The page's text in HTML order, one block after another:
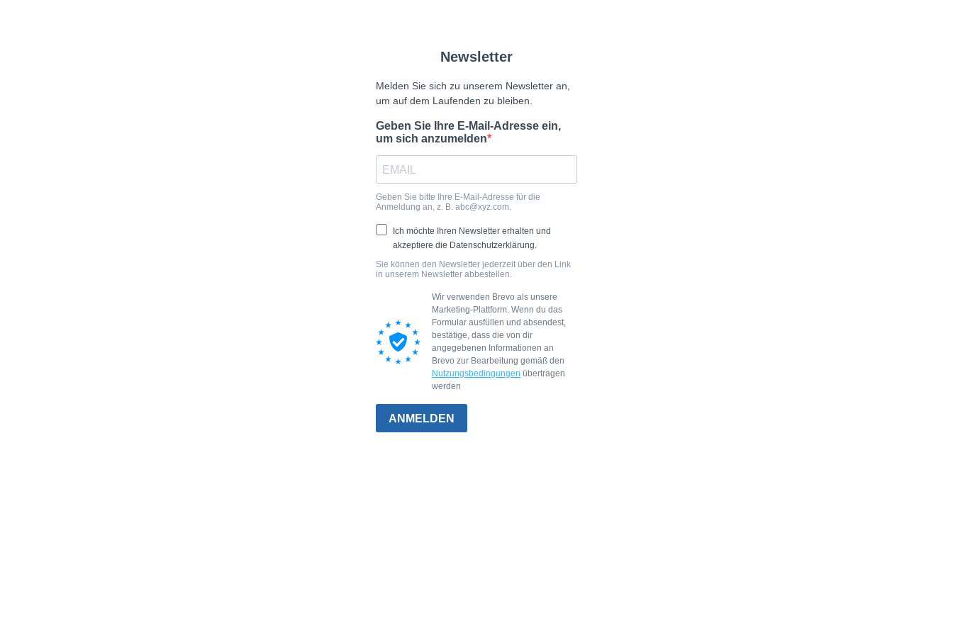
Newsletter
Melden Sie sich zu unserem Newsletter an,
um auf dem Laufenden zu bleiben.
Geben Sie Ihre E-Mail-Adresse ein,
um sich anzumelden
Geben Sie bitte Ihre E-Mail-Adresse für die
Anmeldung an, z. B. abc@xyz.com.
Ich möchte Ihren Newsletter erhalten und
akzeptiere die Datenschutzerklärung.
Sie können den Newsletter jederzeit über den Link
in unserem Newsletter abbestellen.
Wir verwenden Brevo als unsere
Marketing-Plattform. Wenn du das
Formular ausfüllen und absendest,
bestätige, dass die von dir
angegebenen Informationen an
Brevo zur Bearbeitung gemäß den
Nutzungsbedingungen übertragen
werden
ANMELDEN